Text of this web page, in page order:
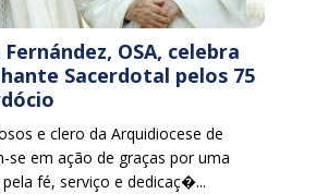
OSA, celebra
Sacerdotal pelos 75
e clero da Arquidiocese de
se em ação de graças por uma
fé, serviço e dedicaç�...